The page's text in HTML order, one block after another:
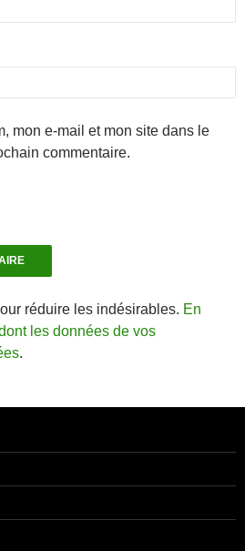
mon e-mail et mon site dans le
commentaire.
réduire les indésirables. En
les données de vos
.